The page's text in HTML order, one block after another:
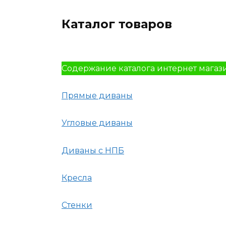
Каталог товаров
Содержание каталога интернет
Прямые диваны
Угловые диваны
Диваны с НПБ
Кресла
Стенки